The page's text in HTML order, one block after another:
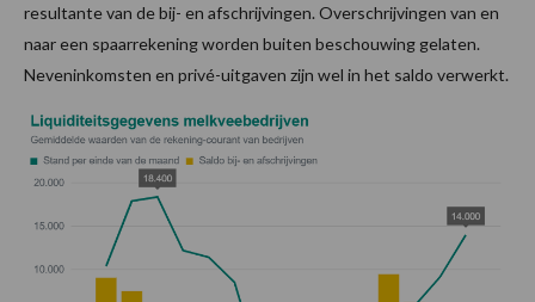
resultante van de bij- en afschrijvingen. Overschrijvingen van en
naar een spaarrekening worden buiten beschouwing gelaten.
Neveninkomsten en privé-uitgaven zijn wel in het saldo verwerkt.